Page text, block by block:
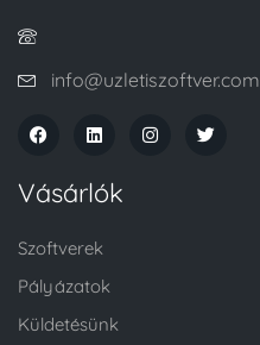
info@uzletiszoftver.com
Vásárlók
Szoftverek
Pályázatok
Küldetésünk